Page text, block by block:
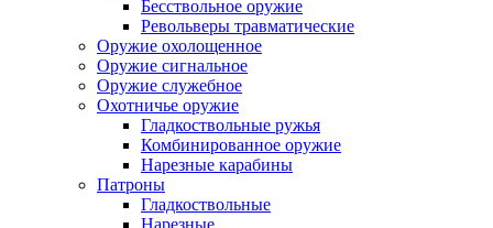
Бесствольное оружие
Револьверы травматические
Оружие охолощенное
Оружие сигнальное
Оружие служебное
Охотничье оружие
Гладкоствольные ружья
Комбинированное оружие
Нарезные карабины
Патроны
Гладкоствольные
Нарезные